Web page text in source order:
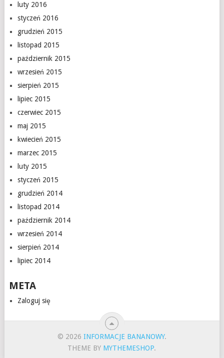
luty 2016
styczeń 2016
grudzień 2015
listopad 2015
październik 2015
wrzesień 2015
sierpień 2015
lipiec 2015
czerwiec 2015
maj 2015
kwiecień 2015
marzec 2015
luty 2015
styczeń 2015
grudzień 2014
listopad 2014
październik 2014
wrzesień 2014
sierpień 2014
lipiec 2014
META
Zaloguj się
© 2026 INFORMACJE BANANOWY.
THEME BY MYTHEMESHOP.